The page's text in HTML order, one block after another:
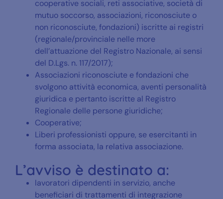
cooperative sociali, reti associative, società di
mutuo soccorso, associazioni, riconosciute o
non riconosciute, fondazioni) iscritte ai registri
(regionale/provinciale nelle more
dell’attuazione del Registro Nazionale, ai sensi
del D.Lgs. n. 117/2017);
Associazioni riconosciute e fondazioni che
svolgono attività economica, aventi personalità
giuridica e pertanto iscritte al Registro
Regionale delle persone giuridiche;
Cooperative;
Liberi professionisti oppure, se esercitanti in
forma associata, la relativa associazione.
L’avviso è destinato a:
lavoratori dipendenti in servizio, anche
beneficiari di trattamenti di integrazione